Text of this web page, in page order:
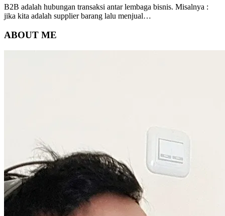
B2B adalah hubungan transaksi antar lembaga bisnis. Misalnya :
jika kita adalah supplier barang lalu menjual…
ABOUT ME